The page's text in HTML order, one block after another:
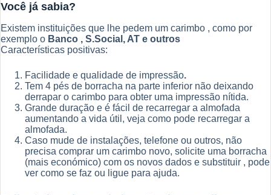
Você já sabia?
Existem instituições que lhe pedem um carimbo , como por
exemplo o Banco , S.Social, AT e outros
Características positivas:
Facilidade e qualidade de impressão.
Tem 4 pés de borracha na parte inferior não deixando
derrapar o carimbo para obter uma impressão nítida.
Grande duração e é fácil de recarregar a almofada
aumentando a vida útil, veja como pode recarregar a
almofada.
Caso mude de instalações, telefone ou outros, não
precisa comprar um carimbo novo, solicite uma borracha
(mais económico) com os novos dados e substituir , pode
ver como se faz ou ligue para ajuda.